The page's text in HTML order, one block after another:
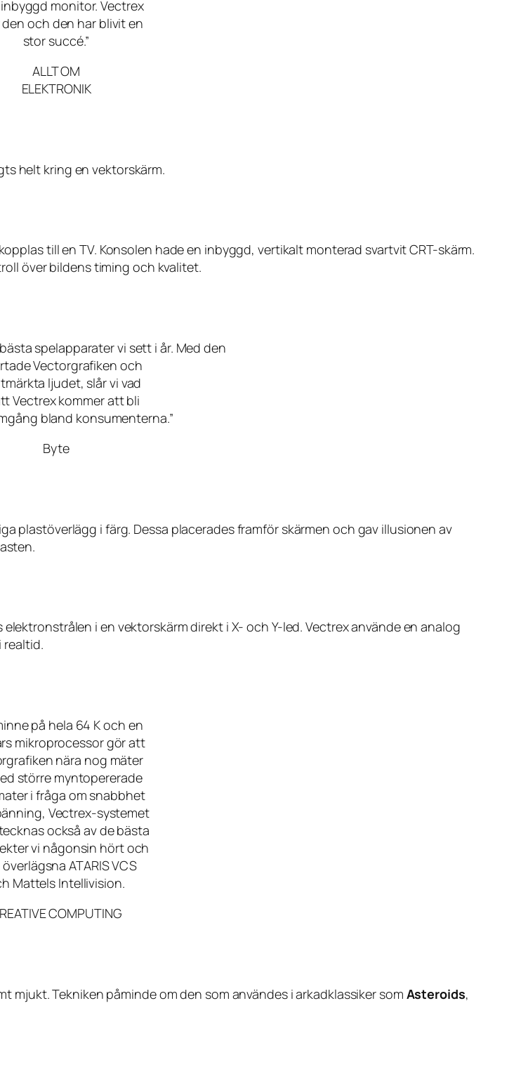
monitor. Vectrex
och den har blivit en
stor succé.”
ALLT OM
ELEKTRONIK
helt kring en vektorskärm.
till en TV. Konsolen hade en inbyggd, vertikalt monterad svartvit CRT-skärm.
över bildens timing och kvalitet.
spelapparater vi sett i år. Med den
Vectorgrafiken och
ljudet, slår vi vad
Vectrex kommer att bli
bland konsumenterna.”
Byte
plastöverlägg i färg. Dessa placerades framför skärmen och gav illusionen av
i en vektorskärm direkt i X- och Y-led. Vectrex använde en analog
realtid.
på hela 64 K och en
mikroprocessor gör att
nära nog mäter
större myntopererade
i fråga om snabbhet
Vectrex-systemet
också av de bästa
vi någonsin hört och
ATARIS VCS
Mattels Intellivision.
COMPUTING
Tekniken påminde om den som användes i arkadklassiker som Asteroids,